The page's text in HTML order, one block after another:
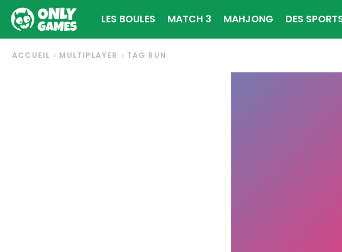
LES BOULES MATCH 3 MAHJONG DES
ACCUEIL MULTIPLAYER TAG RUN